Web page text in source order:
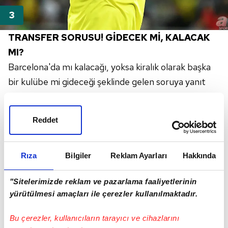
Rıza Bilgiler Reklam Ayarları Hakkında
"Sitelerimizde reklam ve pazarlama faaliyetlerinin
yürütülmesi amaçları ile çerezler kullanılmaktadır.
Bu çerezler, kullanıcıların tarayıcı ve cihazlarını
Reddet
TRANSFER SORUSU! GİDECEK Mİ, KALACAK
MI?
Barcelona'da mı kalacağı, yoksa kiralık olarak başka
bir kulübe mi gideceği şeklinde gelen soruya yanıt
rahat, Barcelona'daki geleceğim hakkında sakinim.
Tanrıya inanıyor, güveniyorum." cevabını verdi ve
ardından röportajı bitirdi.